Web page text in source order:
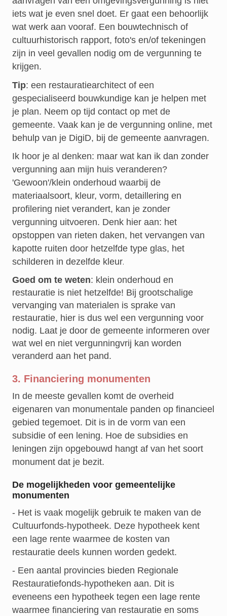
iets wat je even snel doet. Er gaat een behoorlijk
wat werk aan vooraf. Een bouwtechnisch of
cultuurhistorisch rapport, foto's en/of tekeningen
zijn in veel gevallen nodig om de vergunning te
krijgen.
Tip: een restauratiearchitect of een
gespecialiseerd bouwkundige kan je helpen met
je plan. Neem op tijd contact op met de
gemeente. Vaak kan je de vergunning online, met
behulp van je DigiD, bij de gemeente aanvragen.
Ik hoor je al denken: maar wat kan ik dan zonder
vergunning aan mijn huis veranderen?
'Gewoon'/klein onderhoud waarbij de
materiaalsoort, kleur, vorm, detaillering en
profilering niet verandert, kan je zonder
vergunning uitvoeren. Denk hier aan: het
opstoppen van rieten daken, het vervangen van
kapotte ruiten door hetzelfde type glas, het
schilderen in dezelfde kleur.
Goed om te weten: klein onderhoud en
restauratie is niet hetzelfde! Bij grootschalige
vervanging van materialen is sprake van
restauratie, hier is dus wel een vergunning voor
nodig. Laat je door de gemeente informeren over
wat wel en niet vergunningvrij kan worden
veranderd aan het pand.
3. Financiering monumenten
In de meeste gevallen komt de overheid
eigenaren van monumentale panden op financieel
gebied tegemoet. Dit is in de vorm van een
subsidie of een lening. Hoe de subsidies en
leningen zijn opgebouwd hangt af van het soort
monument dat je bezit.
De mogelijkheden voor gemeentelijke
monumenten
- Het is vaak mogelijk gebruik te maken van de
Cultuurfonds-hypotheek. Deze hypotheek kent
een lage rente waarmee de kosten van
restauratie deels kunnen worden gedekt.
- Een aantal provincies bieden Regionale
Restauratiefonds-hypotheken aan. Dit is
eveneens een hypotheek tegen een lage rente
waarmee financiering van restauratie en soms